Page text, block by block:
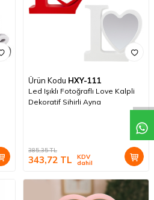
Ürün Kodu HXY-111
Led Işıklı Fotoğraflı Love Kalpli
Dekoratif Sihirli Ayna
385,35TL
343,72 TL KDV
dahil